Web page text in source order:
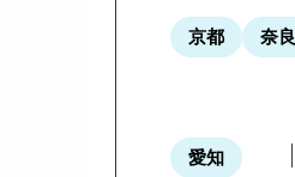
京都 奈良
愛知